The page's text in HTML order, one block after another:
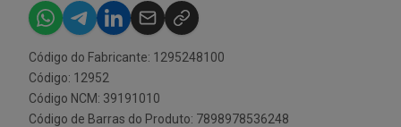
Código do Fabricante: 1295248100
Código: 12952
Código NCM: 39191010
Código de Barras do Produto: 7898978536248